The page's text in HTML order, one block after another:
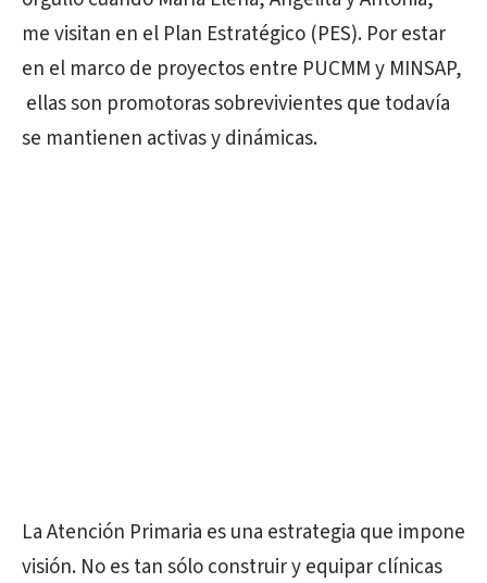
me visitan en el Plan Estratégico (PES). Por estar
en el marco de proyectos entre PUCMM y MINSAP,
ellas son promotoras sobrevivientes que todavía
se mantienen activas y dinámicas.
La Atención Primaria es una estrategia que impone
visión. No es tan sólo construir y equipar clínicas